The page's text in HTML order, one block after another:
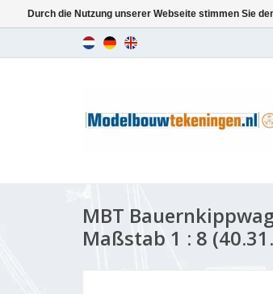
MBT
Maßstab 1 : 8
Durch die Nutzung unserer Webseite stimmen Sie